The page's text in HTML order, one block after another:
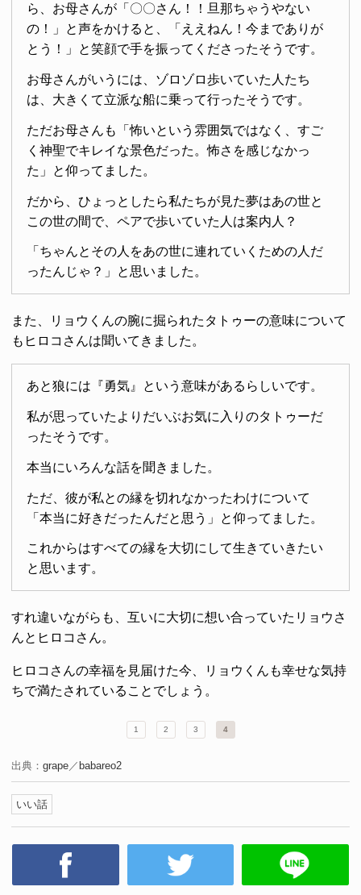
ら、お母さんが「〇〇さん！！旦那ちゃうやない
の！」と声をかけると、「ええねん！今までありが
とう！」と笑顔で手を振ってくださったそうです。
お母さんがいうには、ゾロゾロ歩いていた人たち
は、大きくて立派な船に乗って行ったそうです。
ただお母さんも「怖いという雰囲気ではなく、すご
く神聖でキレイな景色だった。怖さを感じなかっ
た」と仰ってました。
だから、ひょっとしたら私たちが見た夢はあの世と
この世の間で、ペアで歩いていた人は案内人？
「ちゃんとその人をあの世に連れていくための人だ
ったんじゃ？」と思いました。
また、リョウくんの腕に掘られたタトゥーの意味について
もヒロコさんは聞いてきました。
あと狼には『勇気』という意味があるらしいです。
私が思っていたよりだいぶお気に入りのタトゥーだ
ったそうです。
本当にいろんな話を聞きました。
ただ、彼が私との縁を切れなかったわけについて
「本当に好きだったんだと思う」と仰ってました。
これからはすべての縁を大切にして生きていきたい
と思います。
すれ違いながらも、互いに大切に想い合っていたリョウさ
んとヒロコさん。
ヒロコさんの幸福を見届けた今、リョウくんも幸せな気持
ちで満たされていることでしょう。
1 2 3 4
出典： grape ／ babareo2
いい話